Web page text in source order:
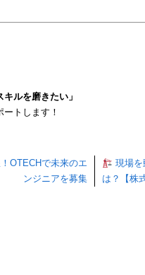
ルを磨きたい」
トします！
OTECHで未来のエ
ンジニアを募集
現場を
は？【株